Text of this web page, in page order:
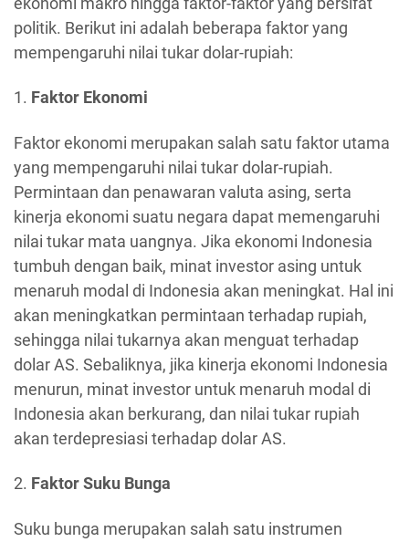
politik. Berikut ini adalah beberapa faktor yang
mempengaruhi nilai tukar dolar-rupiah:
1. Faktor Ekonomi
Faktor ekonomi merupakan salah satu faktor utama
yang mempengaruhi nilai tukar dolar-rupiah.
Permintaan dan penawaran valuta asing, serta
kinerja ekonomi suatu negara dapat memengaruhi
nilai tukar mata uangnya. Jika ekonomi Indonesia
tumbuh dengan baik, minat investor asing untuk
menaruh modal di Indonesia akan meningkat. Hal ini
akan meningkatkan permintaan terhadap rupiah,
sehingga nilai tukarnya akan menguat terhadap
dolar AS. Sebaliknya, jika kinerja ekonomi Indonesia
menurun, minat investor untuk menaruh modal di
Indonesia akan berkurang, dan nilai tukar rupiah
akan terdepresiasi terhadap dolar AS.
2. Faktor Suku Bunga
Suku bunga merupakan salah satu instrumen